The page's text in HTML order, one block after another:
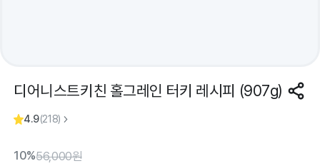
디어니스트키친 홀그레인 터키 레시피 (907g)
4.9(218)
10%56,000원